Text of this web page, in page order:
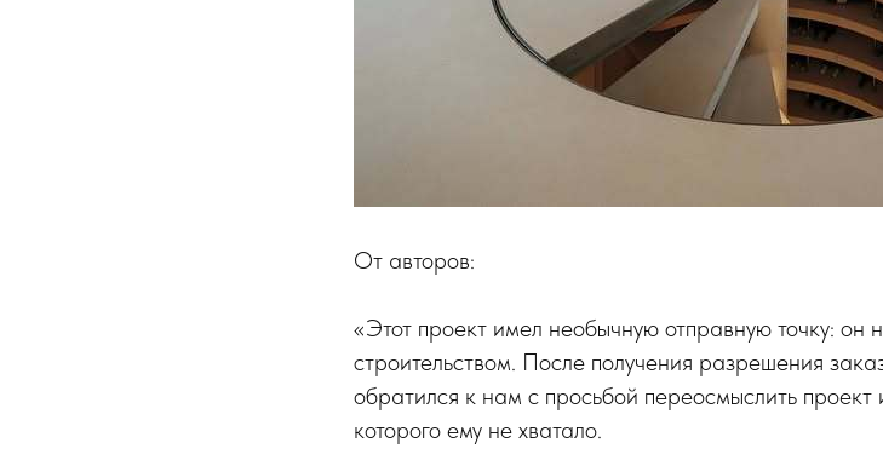
От авторов:
«Этот проект имел необычную отправную точку: он
строительством. После получения разрешения
обратился к нам с просьбой переосмыслить
которого ему не хватало.